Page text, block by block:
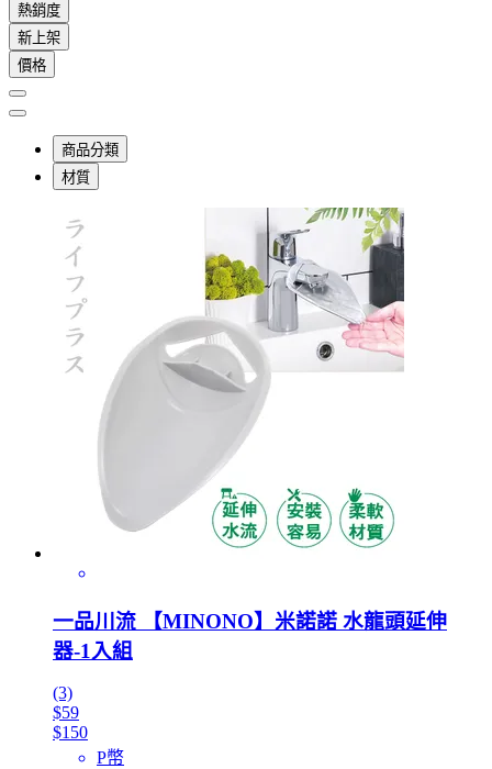
熱銷度
新上架
價格
商品分類
材質
一品川流 【MINONO】米諾諾 水龍頭延伸
器-1入組
(3)
$59
$150
P幣